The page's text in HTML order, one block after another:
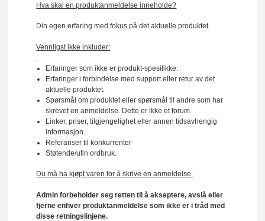
Hva skal en produktanmeldelse inneholde?
Din egen erfaring med fokus på det aktuelle produktet.
Vennligst ikke inkluder:
Erfaringer som ikke er produkt-spesifikke.
Erfaringer i forbindelse med support eller retur av det
aktuelle produktet.
Spørsmål om produktet eller spørsmål til andre som har
skrevet en anmeldelse. Dette er ikke et forum.
Linker, priser, tilgjengelighet eller annen tidsavhengig
informasjon.
Referanser til konkurrenter
Støtende/ufin ordbruk.
Du må ha kjøpt varen for å skrive en anmeldelse.
Admin forbeholder seg retten til å akseptere, avslå eller
fjerne enhver produktanmeldelse som ikke er i tråd med
disse retningslinjene.